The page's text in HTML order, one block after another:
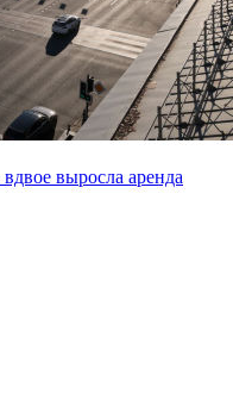
выросла аренда